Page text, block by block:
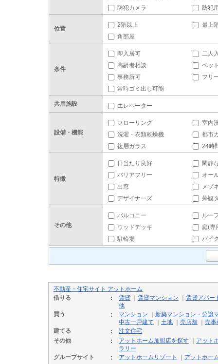
防犯カメラ
防犯
位置
2階以上
最上
角部屋
条件
即入居可
二人
高齢者相談
ペッ
事務所可
フリ
常時ゴミ出し可能
共用施設 エレベーター
設備・機能
フローリング
室内
洗濯・衣類乾燥機
都市
複層ガラス
24時
特徴
日当たり良好
閑静
バリアフリー
オー
出窓
メゾ
デザイナーズ
外観
その他
バルコニー
ルー
ウッドデッキ
庭(専
駐輪場
バイ
不動産・住宅サイト アットホーム
借りる
賃貸 賃貸マンション
賃貸アパー
他
買う
マンション
新築マンション・分譲
中古一戸建て
土地 売店舗
売事
建てる
注文住宅
その他
アットホーム加盟店を探す
アット
ラリー
グループサイト
アットホームリゾート アットホー